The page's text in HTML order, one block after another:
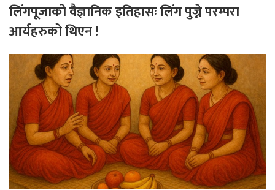
लिंगपूजाको वैज्ञानिक इतिहासः लिंग पुज्ने परम्परा
आर्यहरुको थिएन !